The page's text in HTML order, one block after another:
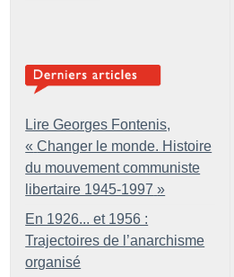
Lire Georges Fontenis,
« Changer le monde. Histoire
du mouvement communiste
libertaire 1945-1997 »
En 1926... et 1956 :
Trajectoires de l’anarchisme
organisé